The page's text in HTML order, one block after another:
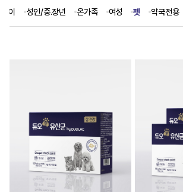
이 성인/중.장년 온가족 여성 펫 약국전용